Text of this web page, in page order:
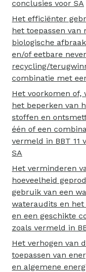
conclusies voor SA
Het efficiënter
het toepassen van
biologische
en/of eetbare
recycling/
combinatie met
Het voorkomen of,
het beperken van
stoffen en
één of een
vermeld in BBT 11
SA
Het verminderen
hoeveelheid
gebruik van een
wateraudits en
en een geschikte
zoals vermeld in
Het verhogen van
toepassen van
en algemene